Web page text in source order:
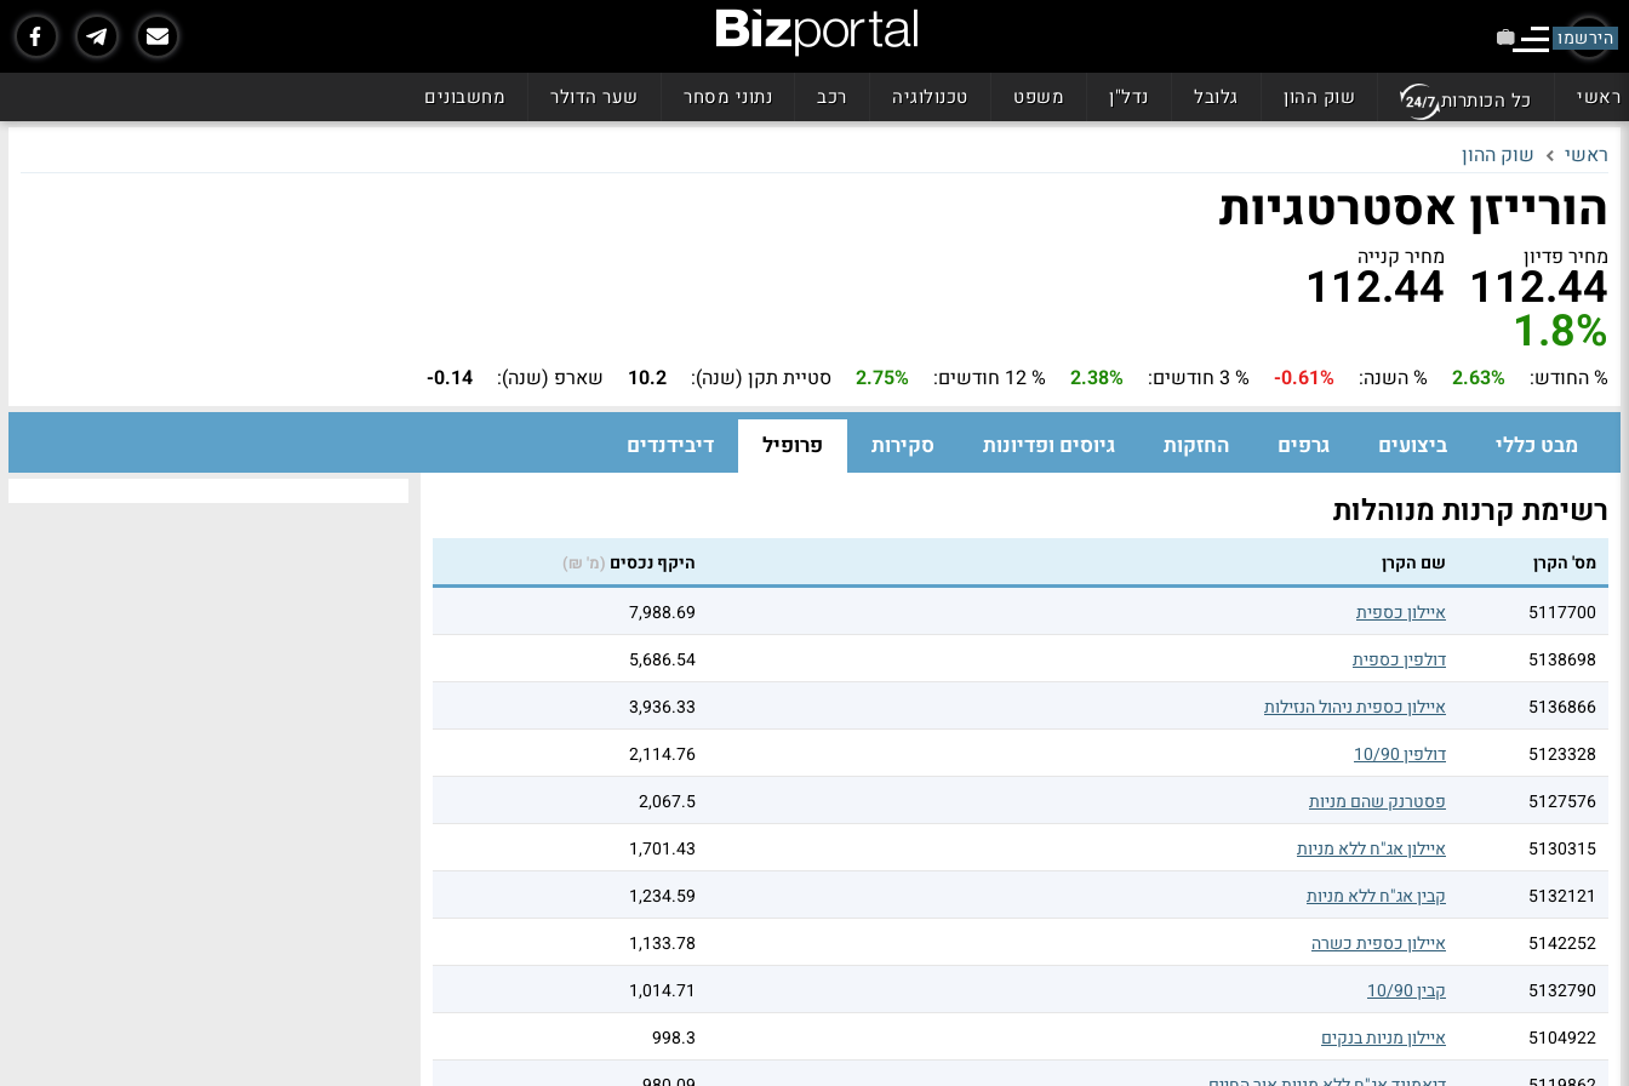
הירשמו
ראשי כל הכותרות שוק ההון גלובל נדל"ן משפט טכנולוגיה רכב נתוני מסחר שער הדולר מחשבונים
ראשי שוק ההון
הורייזן אסטרטגיות
מחיר פדיון
112.44 מחיר קנייה
112.44
1.8%
% החודש: 2.63% % השנה: -0.61% % 3 חודשים: 2.38% % 12 חודשים: 2.75% סטיית תקן (שנה): 10.2 שארפ (שנה): -0.14
מבט כללי ביצועים גרפים החזקות גיוסים ופדיונות סקירות פרופיל דיבידנדים
רשימת קרנות מנוהלות
מס' הקרן שם הקרן היקף נכסים (מ' ₪)
5117700 איילון כספית
7,988.69
5138698
דולפין כספית
5,686.54
5136866
איילון כספית ניהול הנזילות
3,936.33
5123328
דולפין 10/90
2,114.76
5127576
פסטרנק שהם מניות
2,067.5
5130315
איילון אג"ח ללא מניות
1,701.43
5132121
קבין אג"ח ללא מניות
1,234.59
5142252
איילון כספית כשרה
1,133.78
5132790
קבין 10/90
1,014.71
5104922
איילון מניות בנקים
998.3